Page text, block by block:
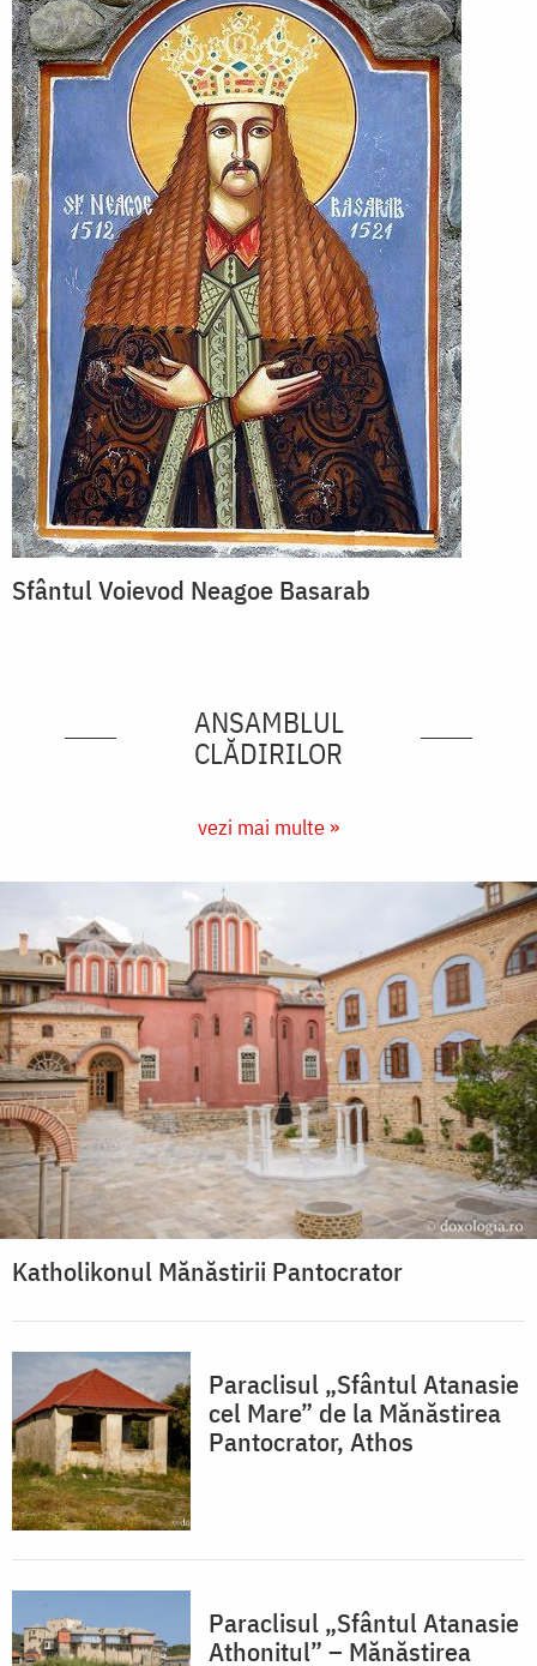
Sfântul Voievod Neagoe Basarab
ANSAMBLUL
CLĂDIRILOR
vezi mai multe »
Katholikonul Mănăstirii Pantocrator
Paraclisul „Sfântul Atanasie
cel Mare” de la Mănăstirea
Pantocrator, Athos
Paraclisul „Sfântul Atanasie
Athonitul” – Mănăstirea